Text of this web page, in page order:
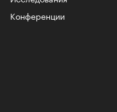
Конференции